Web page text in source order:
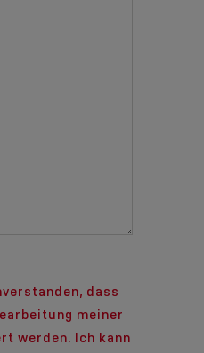
dass
meiner
werden. Ich kann